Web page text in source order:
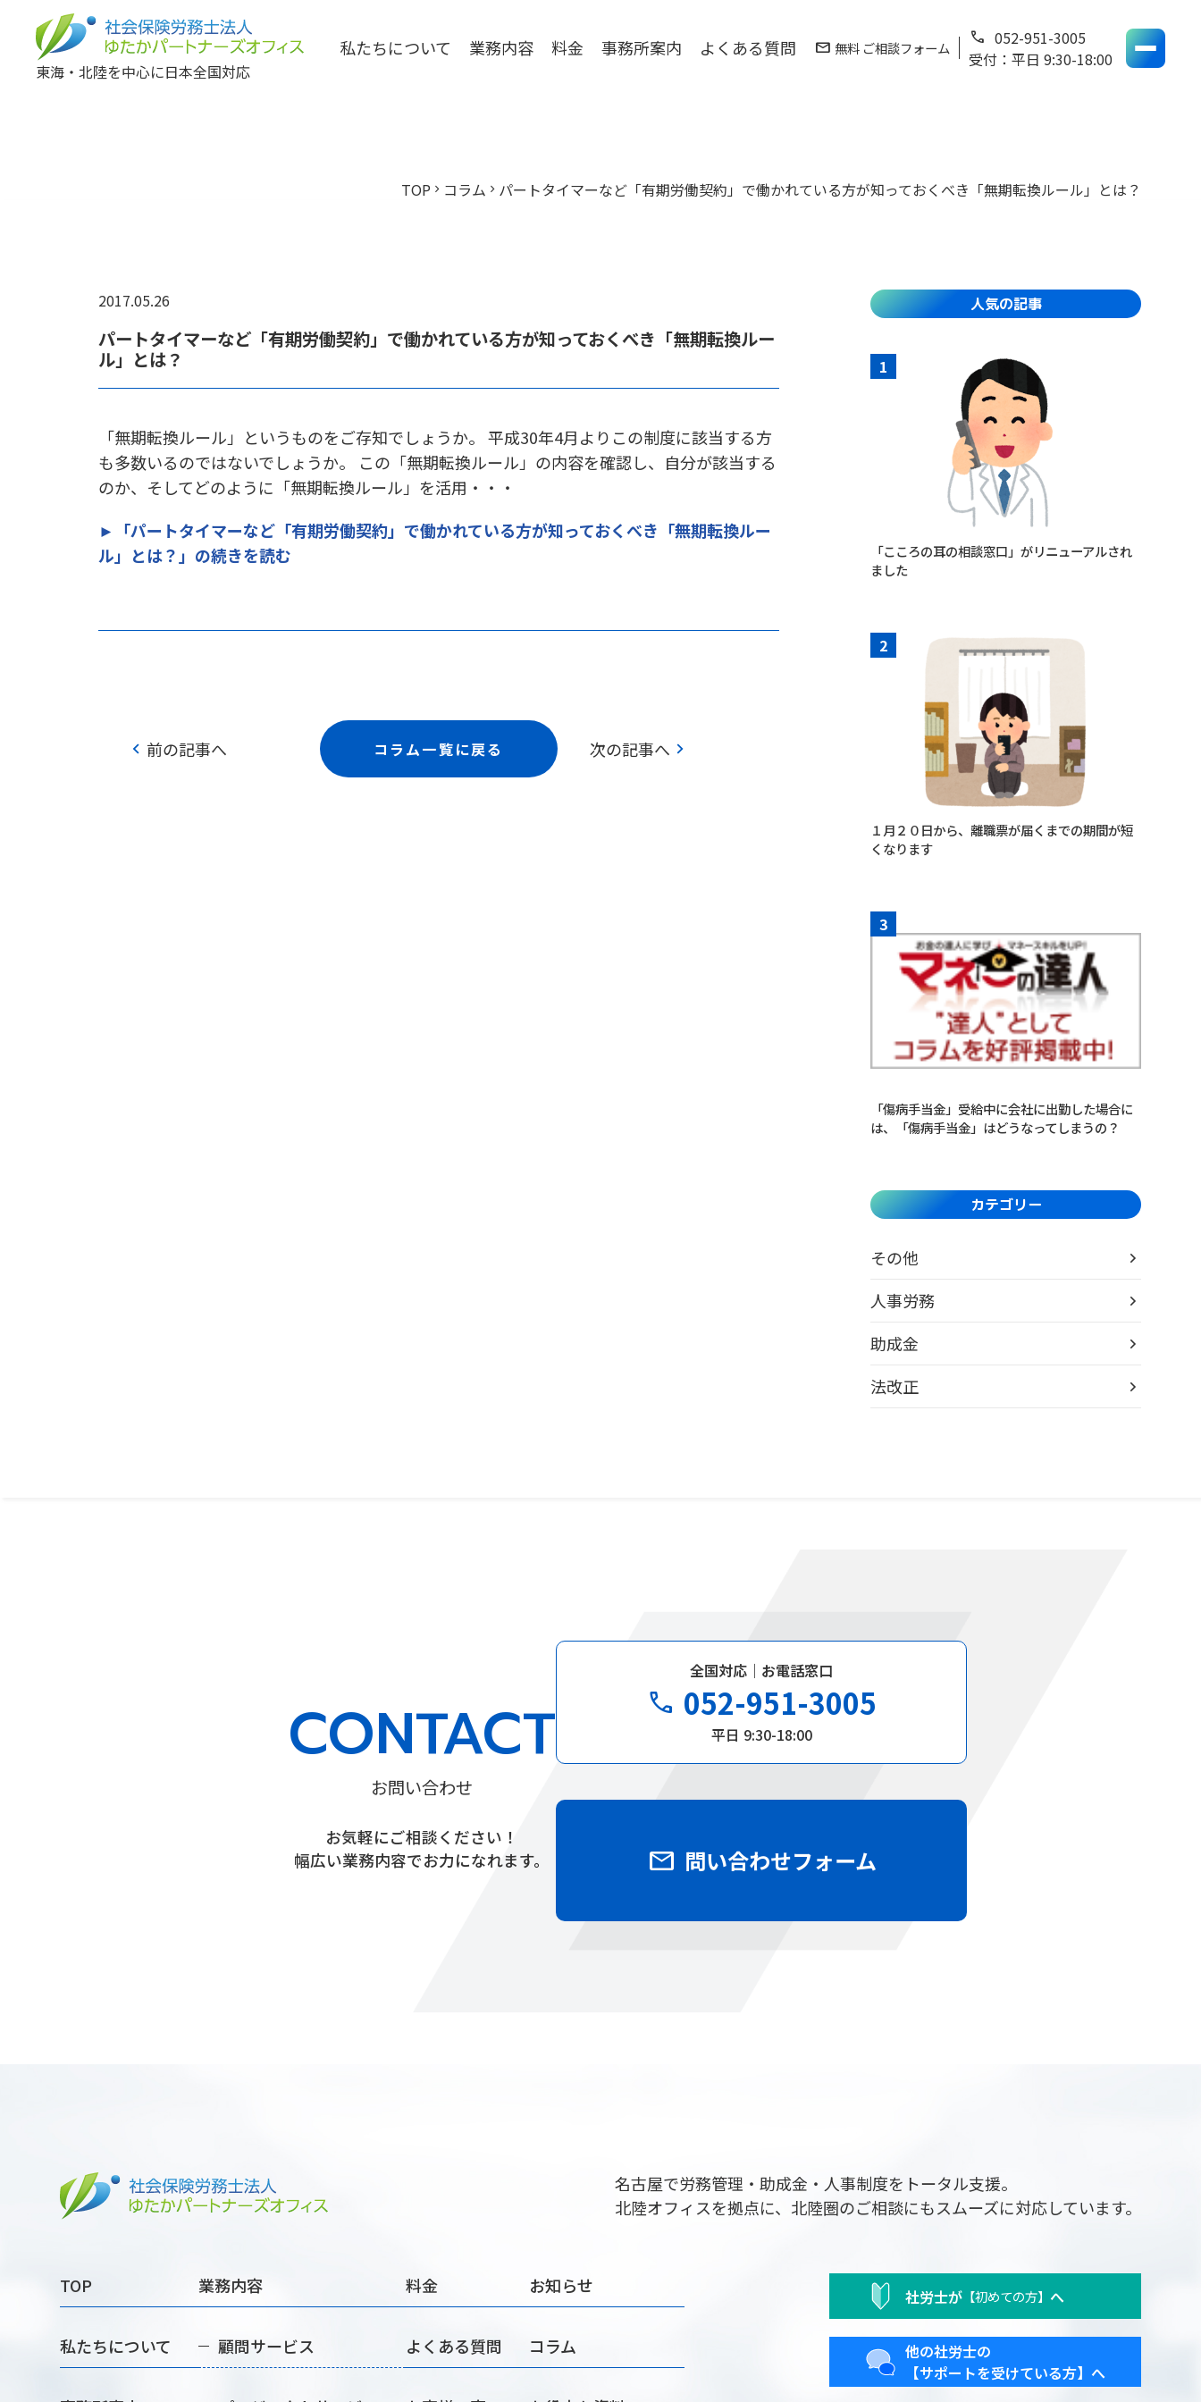
東海・北陸を中心に日本全国対応
私たちについて 業務内容 料金 事務所案内 よくある質問 mail 無料 ご相談フォーム
phone 052-951-3005
受付：平日 9:30-18:00
TOP chevron_right コラム chevron_right パートタイマーなど「有期労働契約」で働かれている方が知っておくべき「無期転換ルール」とは？
2017.05.26
パートタイマーなど「有期労働契約」で働かれている方が知っておくべき「無期転換ルー
ル」とは？
「無期転換ルール」というものをご存知でしょうか。 平成30年4月よりこの制度に該当する方
も多数いるのではないでしょうか。 この「無期転換ルール」の内容を確認し、自分が該当する
のか、そしてどのように「無期転換ルール」を活用・・・
►「パートタイマーなど「有期労働契約」で働かれている方が知っておくべき「無期転換ルー
ル」とは？」の続きを読む
chevron_left 前の記事へ コラム一覧に戻る 次の記事へ chevron_right
人気の記事
1
「こころの耳の相談窓口」がリニューアルされ
ました
2
１月２０日から、離職票が届くまでの期間が短
くなります
3
「傷病手当金」受給中に会社に出勤した場合に
は、「傷病手当金」はどうなってしまうの？
カテゴリー
その他
人事労務
助成金
法改正
CONTACT
お問い合わせ
お気軽にご相談ください！
幅広い業務内容でお力になれます。
全国対応｜お電話窓口
phone 052-951-3005
平日 9:30-18:00
mail 問い合わせフォーム
名古屋で労務管理・助成金・人事制度をトータル支援。
北陸オフィスを拠点に、北陸圏のご相談にもスムーズに対応しています。
TOP
私たちについて
業務内容
顧問サービス
料金
よくある質問
お知らせ
コラム
社労士が【初めての方】 へ
他の社労士の
【サポートを受けている方】へ